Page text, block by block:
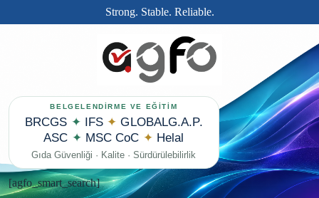
geç
Strong. Stable. Reliable.
BELGELENDİRME VE EĞİTİM
BRCGS ✦ IFS ✦ GLOBALG.A.P.
ASC ✦ MSC CoC ✦ Helal
Gıda Güvenliği · Kalite · Sürdürülebilirlik
[agfo_smart_search]